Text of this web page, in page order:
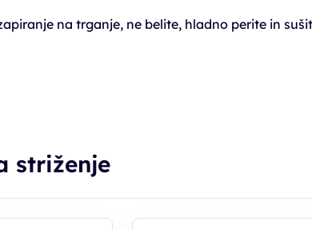
na trganje, ne belite, hladno perite in
striženje